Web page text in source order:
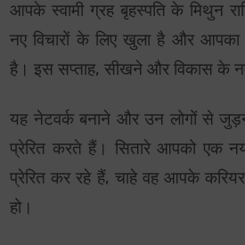
आपके स्वामी ग्रह बृहस्पति के मिथुन
नए विचारों के लिए खुला है और आपका
है। इस सप्ताह, सीखने और विकास के
यह नेटवर्क बनाने और उन लोगों से
प्रेरित करते हैं। सितारे आपको एक
प्रेरित कर रहे हैं, चाहे वह आपके करियर,
हो।